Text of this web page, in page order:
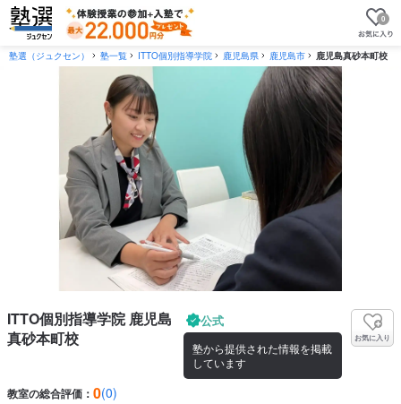
0
塾選（ジュクセン） 塾一覧 ITTO個別指導学院 鹿児島県 鹿児島市 鹿児島真砂本町校
ITTO個別指導学院 鹿児島
真砂本町校
公式
塾から提供された情報を掲載
しています
教室の総合評価： 0(0)
お気に入り